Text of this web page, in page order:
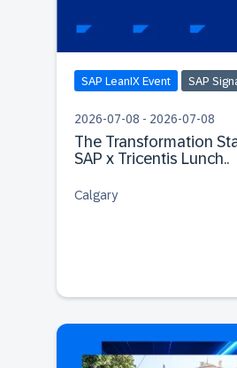
SAP LeanIX Event SAP
2026-07-08 - 2026-07-08
The Transformation
SAP x Tricentis Lunch..
Calgary